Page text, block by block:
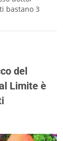
bastano 3
del
Limite è